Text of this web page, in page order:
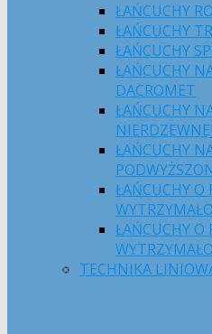
ŁAŃCUCHY
ŁAŃCUCHY
ŁAŃCUCHY
ŁAŃCUCHY
DACROMET
ŁAŃCUCHY
NIERDZEWNEJ
ŁAŃCUCHY
ŁAŃCUCHY O
ŁAŃCUCHY O
TECHNIKA